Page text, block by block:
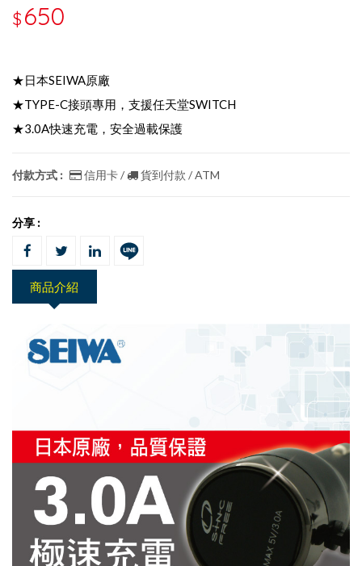
$650
★日本SEIWA原廠
★TYPE-C接頭專用，支援任天堂SWITCH
★3.0A快速充電，安全過載保護
付款方式 : 信用卡 / 貨到付款 / ATM
分享 :
商品介紹